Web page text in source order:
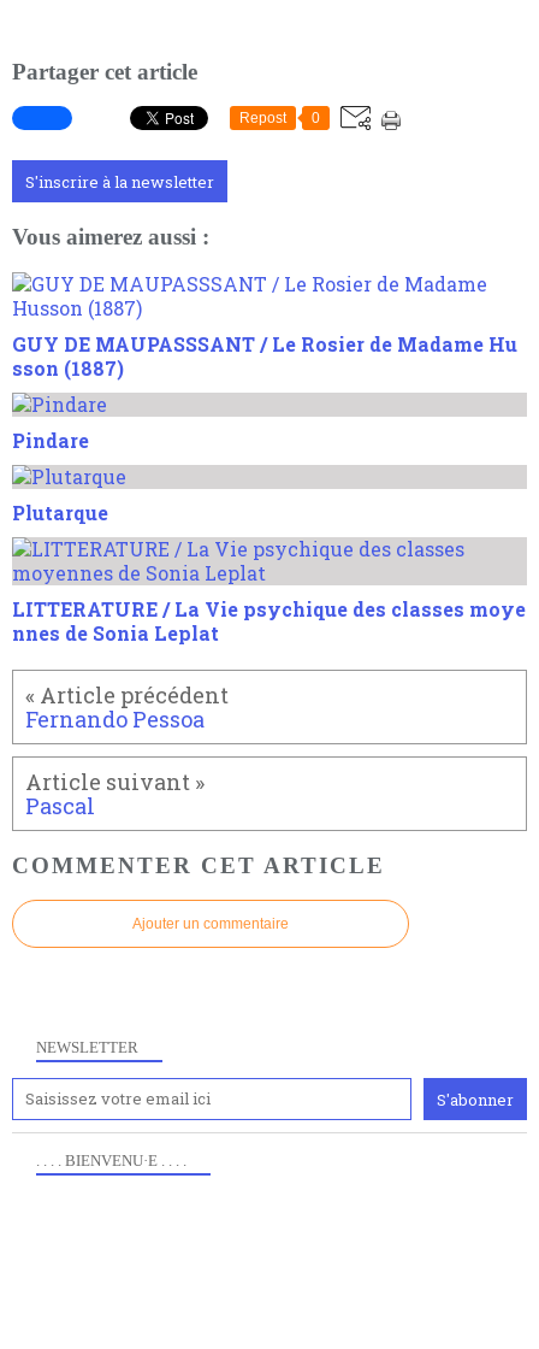
Partager cet article
Repost 0
S'inscrire à la newsletter
Vous aimerez aussi :
GUY DE MAUPASSSANT / Le Rosier de Madame Hu
sson (1887)
Pindare
Plutarque
LITTERATURE / La Vie psychique des classes moye
nnes de Sonia Leplat
Fernando Pessoa
Pascal
COMMENTER CET ARTICLE
Ajouter un commentaire
NEWSLETTER
. . . . BIENVENU·E . . . .